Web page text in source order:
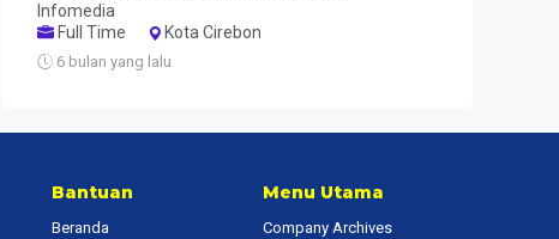
Infomedia
Full Time
Kota Cirebon
6 bulan yang lalu
Bantuan
Beranda
Menu Utama
Company Archives